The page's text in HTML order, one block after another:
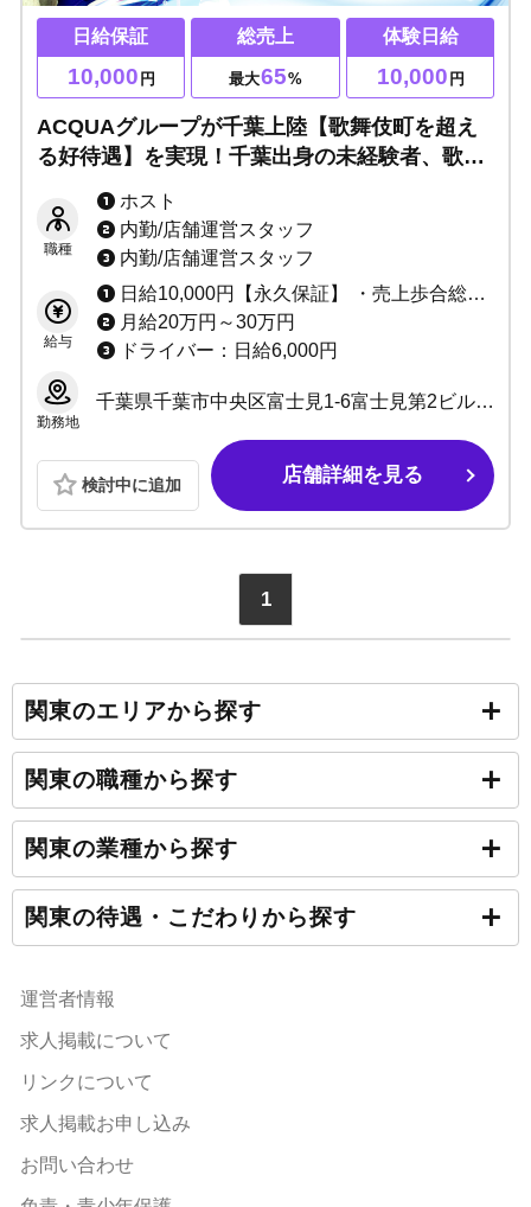
日給保証
10,000 円
総売上
最大65%
体験日給
10,000 円
ACQUAグループが千葉上陸【歌舞伎町を超え
る好待遇】を実現！千葉出身の未経験者、歌舞
伎町からの出稼ぎなど「千葉で活躍したい方」
大募集！
職種
ホスト
内勤/店舗運営スタッフ
内勤/店舗運営スタッフ
給与
日給10,000円【永久保証】 ・売上歩合総売上45%～65% ・体験入店費5,000円(3時間程)
月給20万円～30万円
ドライバー：日給6,000円
勤務地
千葉県千葉市中央区富士見1-6富士見第2ビル3F
検討中に追加 店舗詳細を見る
1
関東のエリアから探す
関東の職種から探す
関東の業種から探す
関東の待遇・こだわりから探す
運営者情報
求人掲載について
リンクについて
求人掲載お申し込み
お問い合わせ